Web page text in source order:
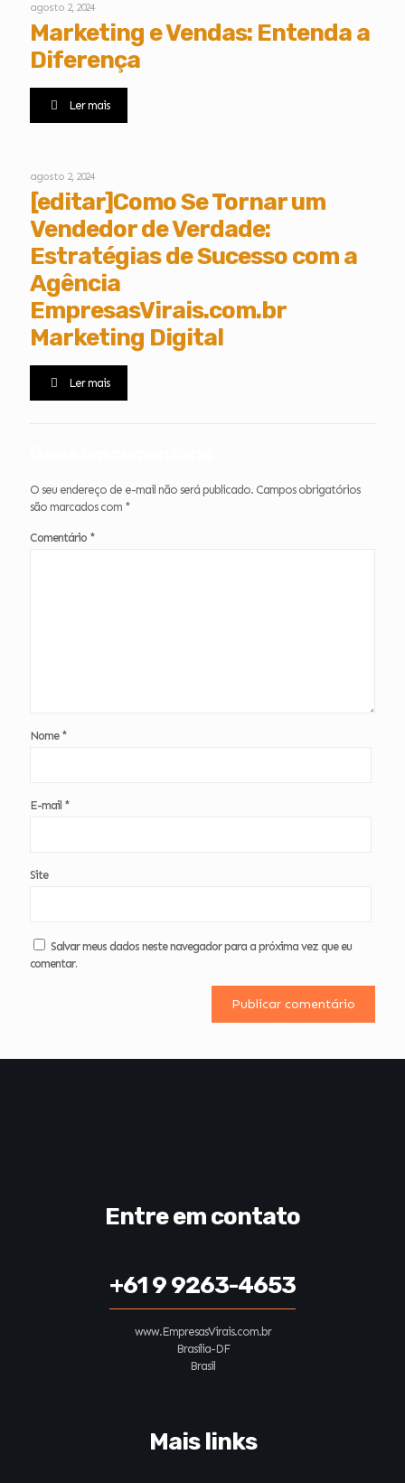
agosto 2, 2024
Marketing e Vendas: Entenda a
Diferença
Ler mais
agosto 2, 2024
[editar]Como Se Tornar um
Vendedor de Verdade:
Estratégias de Sucesso com a
Agência
EmpresasVirais.com.br
Marketing Digital
Ler mais
O seu endereço de e-mail não será publicado. Campos obrigatórios
são marcados com *
Comentário *
Nome *
E-mail *
Site
Salvar meus dados neste navegador para a próxima vez que eu
comentar.
Entre em contato
+61 9 9263-4653
www.EmpresasVirais.com.br
Brasília-DF
Brasil
Mais links